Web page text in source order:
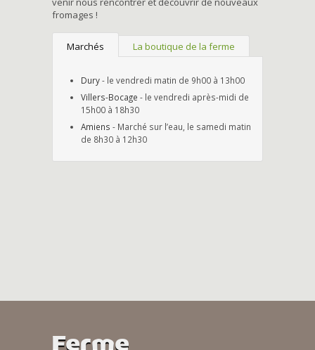
fromages !
Marchés La boutique de la ferme
Dury- le vendredi matin de 9h00 à 13h00
Villers-Bocage - le vendredi après-midi de
15h00 à 18h30
Amiens - Marché sur l’eau, le samedi matin
de 8h30 à 12h30
Ferme